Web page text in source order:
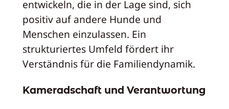
entwickeln, die in der Lage sind, sich
positiv auf andere Hunde und
Menschen einzulassen. Ein
strukturiertes Umfeld fördert ihr
Verständnis für die Familiendynamik.
Kameradschaft und Verantwortung